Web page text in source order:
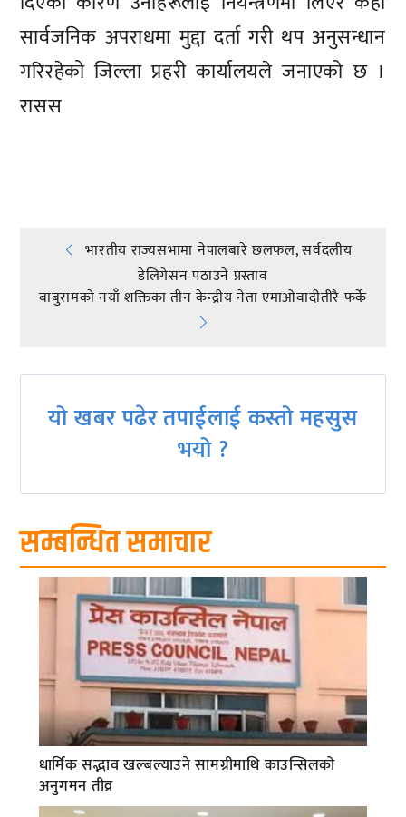
सार्वजनिक अपराधमा मुद्दा दर्ता गरी थप अनुसन्धान
गरिरहेको जिल्ला प्रहरी कार्यालयले जनाएको छ ।
रासस
Post
navigation
भारतीय राज्यसभामा नेपालबारे छलफल, सर्वदलीय
डेलिगेसन पठाउने प्रस्ताव
बाबुरामकाे नयाँ शक्तिका तीन केन्द्रीय नेता एमाओवादीतीरै फर्के
यो खबर पढेर तपाईलाई कस्तो महसुस
भयो ?
सम्बन्धित समाचार
धार्मिक सद्भाव खल्बल्याउने सामग्रीमाथि काउन्सिलको
अनुगमन तीव्र